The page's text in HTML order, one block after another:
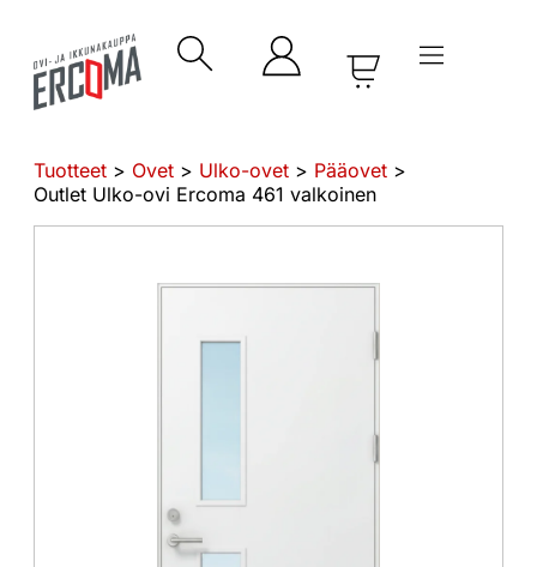
Tuotteet > Ovet > Ulko-ovet > Pääovet >
Outlet Ulko-ovi Ercoma 461 valkoinen